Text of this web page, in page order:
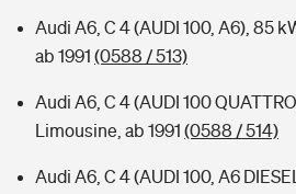
Audi A6, C 4 (AUDI 100, A6), 85
ab 1991 (0588 / 513)
Audi A6, C 4 (AUDI 100
Limousine, ab 1991 (0588 / 514)
Audi A6, C 4 (AUDI 100, A6